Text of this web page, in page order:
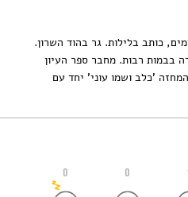
בימים, כותב בלילות. גר בהוד השרון.
בבמות רבות. מחבר ספר העיון
'כלב ושמו עוני' יחד עם
0 0